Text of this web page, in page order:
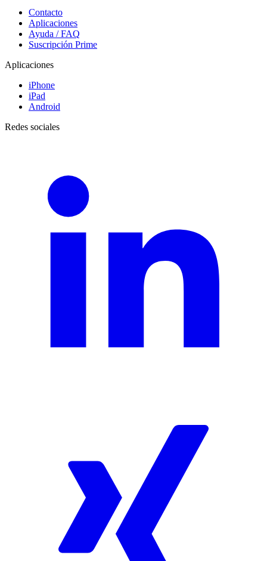
Contacto
Aplicaciones
Ayuda / FAQ
Suscripción Prime
Aplicaciones
iPhone
iPad
Android
Redes sociales